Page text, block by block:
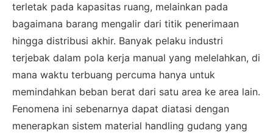
terletak pada kapasitas ruang, melainkan pada
bagaimana barang mengalir dari titik penerimaan
hingga distribusi akhir. Banyak pelaku industri
terjebak dalam pola kerja manual yang melelahkan, di
mana waktu terbuang percuma hanya untuk
memindahkan beban berat dari satu area ke area lain.
Fenomena ini sebenarnya dapat diatasi dengan
menerapkan sistem material handling gudang yang